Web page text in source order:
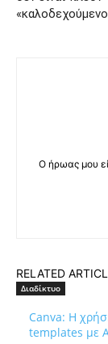
Ο ήρωας μου
RELATED
Διαδίκτυο
Canva: Η
templates με